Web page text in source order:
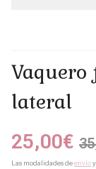
lateral
25,00€
Las modalidades deenvío